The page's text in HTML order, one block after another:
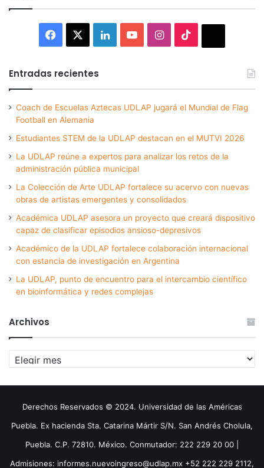
Facebook LinkedInYouTubeInstagram
Entradas recientes
Coach de Escuelas Aztecas UDLAP jugará el Mundial de Flag
Football en Alemania
Estudiantes STEM de la UDLAP destacan en el MUTVI 2026
La UDLAP reúne a expertos para analizar los retos de la
administración pública municipal
La Colección de Arte UDLAP fortalece su acervo con nuevas
obras de artistas emergentes y consolidados
Académica UDLAP asesora un proyecto que creará dispositivo
capaz de clasificar episodios ansioso-depresivos
Académico de la UDLAP fortalece colaboración internacional
con estancia de investigación en Argentina
La UDLAP, punto de encuentro para el intercambio científico
en bioinformática y redes complejas
Archivos
Archivos
Derechos Reservados © 2024. Universidad de las Américas
Puebla. Ex hacienda Sta. Catarina Mártir S/N. San Andrés Cholula,
Puebla. C.P. 72810. México. Conmutador: 222 229 20 00 |
Admisiones: informes.nuevoingreso@udlap.mx +52 222 229 2112,